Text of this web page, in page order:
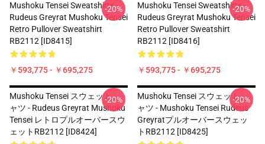
Mushoku Tensei Sweatshirts -
Rudeus Greyrat Mushoku Tensei
Retro Pullover Sweatshirt
RB2112 [ID8415]
￥593,775 - ￥695,275
-20%
Mushoku Tensei Sweatshirts -
Rudeus Greyrat Mushoku Tensei
Retro Pullover Sweatshirt
RB2112 [ID8416]
￥593,775 - ￥695,275
-20%
Mushoku Tensei スウェットシ
ャツ - Rudeus Greyrat Mushoku
Tensei レトロプルオーバースウ
ェットRB2112 [ID8424]
-20%
Mushoku Tensei スウェットシ
ャツ - Mushoku Tensei Rudeus
Greyratプルオーバースウェッ
トRB2112 [ID8425]
-20%